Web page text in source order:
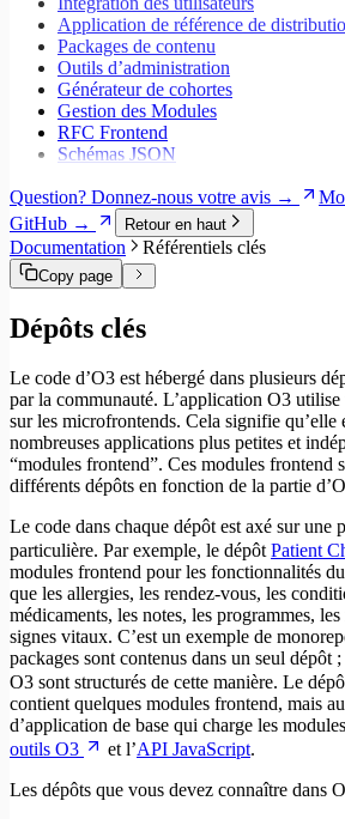
Application de référence de
Packages de contenu
Outils d’administration
Générateur de cohortes
Gestion des Modules
RFC Frontend
Schémas JSON
Question? Donnez-nous votre avis →
GitHub →
Retour en haut
Documentation Référentiels clés
Copy page
Dépôts clés
Le code d’O3 est hébergé dans plusieurs
par la communauté. L’application O3 utilise
sur les microfrontends. Cela signifie qu’elle
nombreuses applications plus petites et
“modules frontend”. Ces modules frontend
différents dépôts en fonction de la partie
Le code dans chaque dépôt est axé sur une
particulière. Par exemple, le dépôtPatient
modules frontend pour les fonctionnalités
que les allergies, les rendez-vous, les
médicaments, les notes, les programmes, les
signes vitaux. C’est un exemple de
packages sont contenus dans un seul dépôt
O3 sont structurés de cette manière. Le
contient quelques modules frontend, mais
d’application de base qui charge les
outils O3
et l’API JavaScript.
Les dépôts que vous devez connaître dans